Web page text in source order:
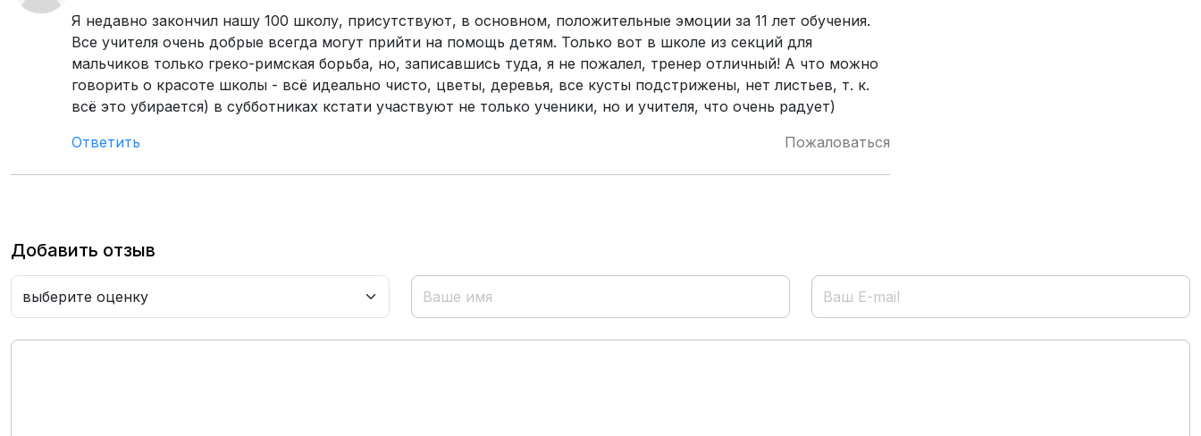
Я недавно закончил нашу 100 школу, присутствуют, в основном, положительные эмоции за 11 лет обучения.
Все учителя очень добрые всегда могут прийти на помощь детям. Только вот в школе из секций для
мальчиков только греко-римская борьба, но, записавшись туда, я не пожалел, тренер отличный! А что можно
говорить о красоте школы - всё идеально чисто, цветы, деревья, все кусты подстрижены, нет листьев, т. к.
всё это убирается) в субботниках кстати участвуют не только ученики, но и учителя, что очень радует)
Ответить
Пожаловаться
Добавить отзыв